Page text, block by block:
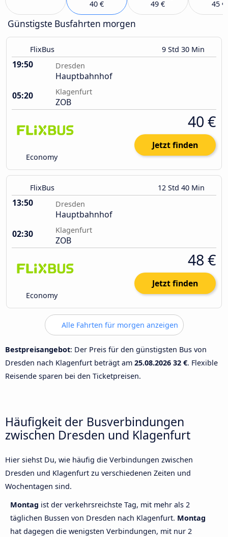
40 € 49 € 45 €
Günstigste Busfahrten morgen
FlixBus 9 Std 30 Min
19:50 Dresden
Hauptbahnhof
05:20
Klagenfurt
ZOB
Economy
40 €
Jetzt finden
FlixBus 12 Std 40 Min
13:50 Dresden
Hauptbahnhof
02:30
Klagenfurt
ZOB
Economy
48 €
Jetzt finden
Alle Fahrten für morgen anzeigen
Bestpreisangebot: Der Preis für den günstigsten Bus von
Dresden nach Klagenfurt beträgt am 25.08.2026 32 €. Flexible
Reisende sparen bei den Ticketpreisen.
Häufigkeit der Busverbindungen
zwischen Dresden und Klagenfurt
Hier siehst Du, wie häufig die Verbindungen zwischen
Dresden und Klagenfurt zu verschiedenen Zeiten und
Wochentagen sind.
Montag ist der verkehrsreichste Tag, mit mehr als 2
täglichen Bussen von Dresden nach Klagenfurt. Montag
hat dagegen die wenigsten Verbindungen, mit nur 2